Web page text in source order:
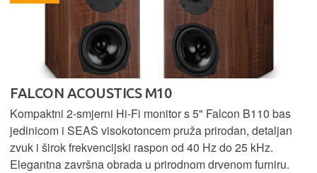
FALCON ACOUSTICS M10
Kompaktni 2-smjerni Hi-Fi monitor s 5" Falcon B110 bas
jedinicom i SEAS visokotoncem pruža prirodan, detaljan
zvuk i širok frekvencijski raspon od 40 Hz do 25 kHz.
Elegantna završna obrada u prirodnom drvenom furniru.